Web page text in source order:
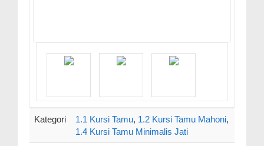
Kategori 1.1 Kursi Tamu, 1.2 Kursi Tamu Mahoni,
1.4 Kursi Tamu Minimalis Jati